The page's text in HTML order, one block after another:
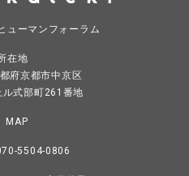
ーマンフォーラム
在地
府京都市中京区
ル式部町261番地
MAP
5504-0806